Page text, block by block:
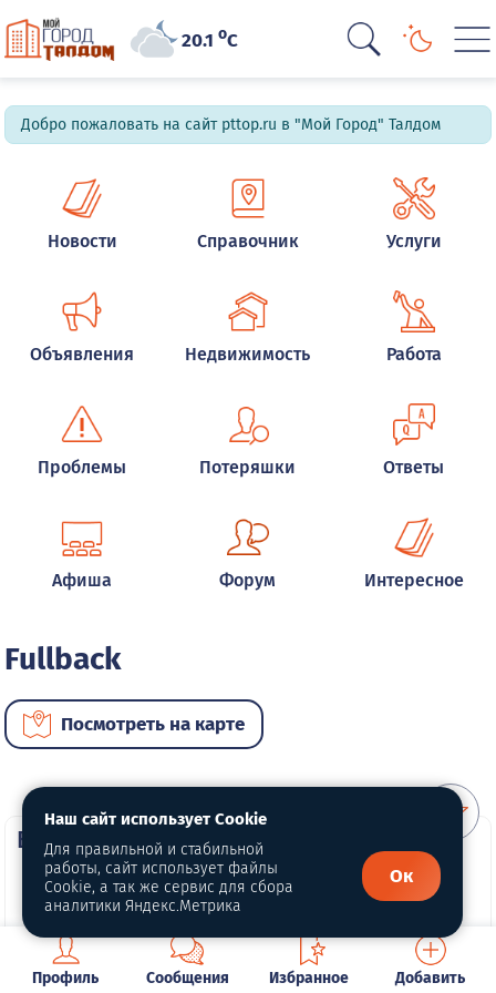
20.1oC
Добро пожаловать на сайт pttop.ru в "Мой Город" Талдом
Новости Справочник Услуги
Объявления Недвижимость Работа
Проблемы Потеряшки Ответы
Афиша Форум Интересное
Fullback
Посмотреть на карте
ВИП автомобили
Профиль Сообщения Избранное Добавить
Наш сайт использует Cookie
Для правильной и стабильной
работы, сайт использует файлы
Cookie, а так же сервис для сбора
аналитики Яндекс.Метрика
Ок